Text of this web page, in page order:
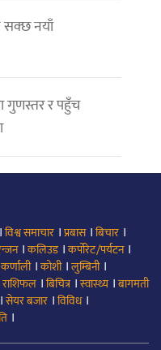
सक्छ नयाँ
गुणस्तर र पहुँच
विश्व समाचार ।प्रबास।बिचार ।
।कलिउड।कर्पोरेट/पर्यटन।
कर्णाली।कोशी।लुम्बिनी।
राशिफल ।बिचित्र।स्वास्थ्य ।बागमती
सेयर बजार ।विविध।
।